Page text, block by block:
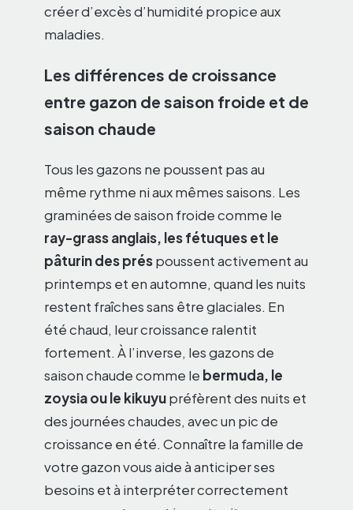
créer d’excès d’humidité propice aux
maladies.
Les différences de croissance
entre gazon de saison froide et de
saison chaude
Tous les gazons ne poussent pas au
même rythme ni aux mêmes saisons. Les
graminées de saison froide comme le
ray-grass anglais, les fétuques et le
pâturin des préspoussent activement au
printemps et en automne, quand les nuits
restent fraîches sans être glaciales. En
été chaud, leur croissance ralentit
fortement. À l’inverse, les gazons de
saison chaude comme le bermuda, le
zoysia ou le kikuyupréfèrent des nuits et
des journées chaudes, avec un pic de
croissance en été. Connaître la famille de
votre gazon vous aide à anticiper ses
besoins et à interpréter correctement